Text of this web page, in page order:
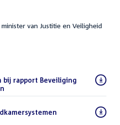
van Justitie en Veiligheid
rapport Beveiliging